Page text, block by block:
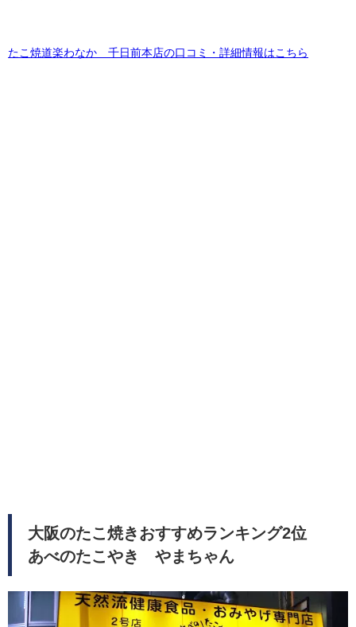
たこ焼道楽わなか 千日前本店の口コミ・詳細情報はこちら
大阪のたこ焼きおすすめランキング2位
あべのたこやき やまちゃん